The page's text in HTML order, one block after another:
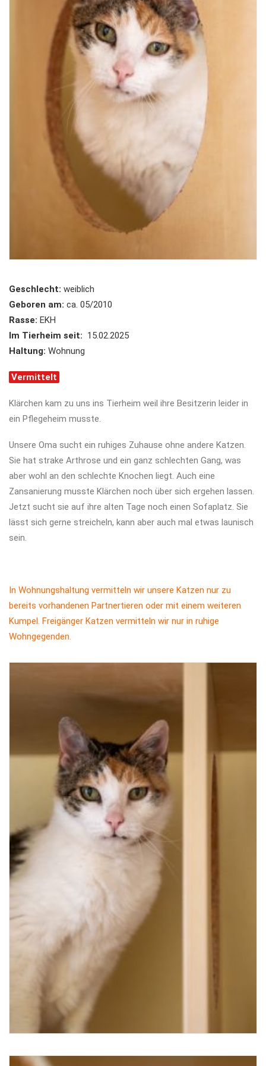
Geschlecht: weiblich
Geboren am: ca. 05/2010
Rasse: EKH
Im Tierheim seit: 15.02.2025
Haltung: Wohnung
Vermittelt
Klärchen kam zu uns ins Tierheim weil ihre Besitzerin leider in
ein Pflegeheim musste.
Unsere Oma sucht ein ruhiges Zuhause ohne andere Katzen.
Sie hat strake Arthrose und ein ganz schlechten Gang, was
aber wohl an den schlechte Knochen liegt. Auch eine
Zansanierung musste Klärchen noch über sich ergehen lassen.
Jetzt sucht sie auf ihre alten Tage noch einen Sofaplatz. Sie
lässt sich gerne streicheln, kann aber auch mal etwas launisch
sein.
In Wohnungshaltung vermitteln wir unsere Katzen nur zu
bereits vorhandenen Partnertieren oder mit einem weiteren
Kumpel. Freigänger Katzen vermitteln wir nur in ruhige
Wohngegenden.